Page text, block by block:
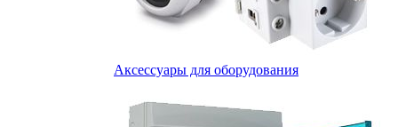
Аксессуары для оборудования